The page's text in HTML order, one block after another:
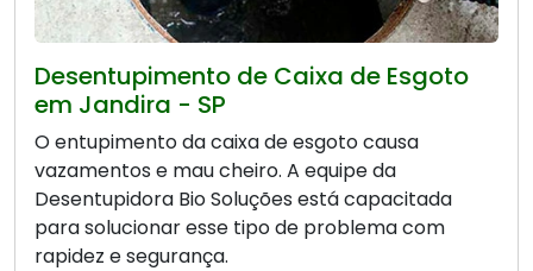
Desentupimento de Caixa de Esgoto
em Jandira - SP
O entupimento da caixa de esgoto causa
vazamentos e mau cheiro. A equipe da
Desentupidora Bio Soluções está capacitada
para solucionar esse tipo de problema com
rapidez e segurança.